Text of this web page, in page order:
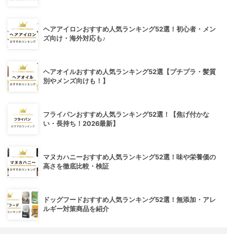
ヘアアイロンおすすめ人気ランキング52選！初心者・メン
ズ向け・海外対応も♪
ヘアオイルおすすめ人気ランキング52選【プチプラ・髪質
別やメンズ向けも！】
フライパンおすすめ人気ランキング52選！【焦げ付かな
い・長持ち！2026最新】
マヌカハニーおすすめ人気ランキング52選！味や栄養価の
高さを徹底比較・検証
ドッグフードおすすめ人気ランキング52選！無添加・アレ
ルギー対策商品を紹介